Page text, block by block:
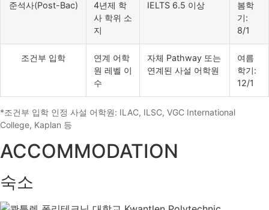
준석사(Post-Bac)
4년제 학
사 학위 소
지
IELTS 6.5 이상
봄학
기:
8/1
조건부 입학
연계 어학
원 레벨 이
수
자체 Pathway 또는
연계된 사설 어학원
여름
학기:
12/1
*조건부 입학 인정 사설 어학원: ILAC, ILSC, VGC International
College, Kaplan 등
ACCOMMODATION
숙소